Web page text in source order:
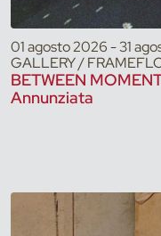
01 agosto 2026 - 31
GALLERY /
BETWEEN
Annunziata